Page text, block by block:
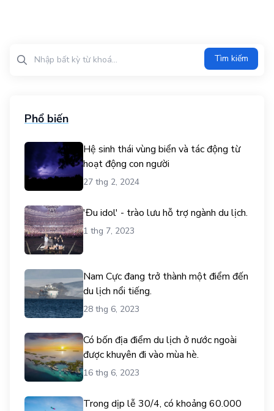
Tìm kiếm
Phổ biến
Hệ sinh thái vùng biển và tác động từ
hoạt động con người
27 thg 2, 2024
'Đu idol' - trào lưu hỗ trợ ngành du lịch.
1 thg 7, 2023
Nam Cực đang trở thành một điểm đến
du lịch nổi tiếng.
28 thg 6, 2023
Có bốn địa điểm du lịch ở nước ngoài
được khuyên đi vào mùa hè.
16 thg 6, 2023
Trong dịp lễ 30/4, có khoảng 60.000